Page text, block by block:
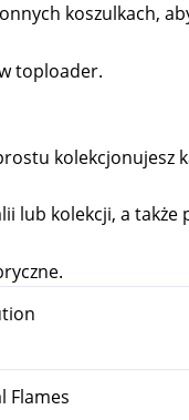
koszulkach,
toploader.
kolekcjonujesz
lub kolekcji, a
Flames